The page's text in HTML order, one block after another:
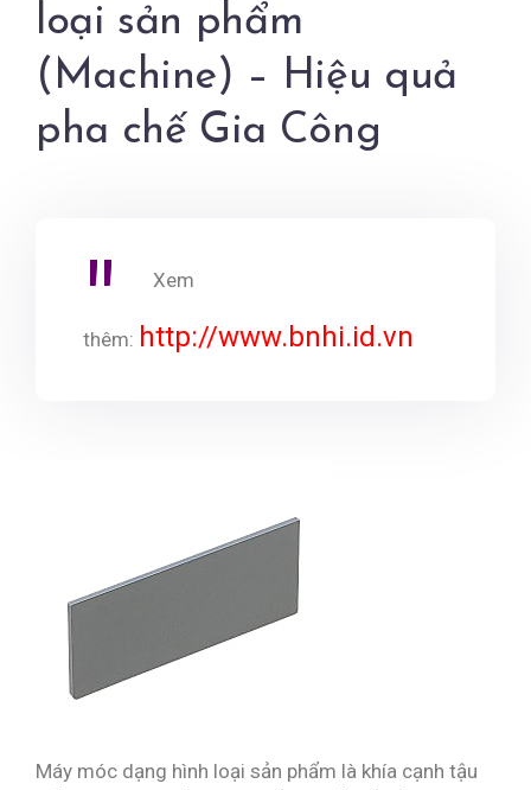
loại sản phẩm
(Machine) – Hiệu quả
pha chế Gia Công
Xem
thêm: http://www.bnhi.id.vn
Máy móc dạng hình loại sản phẩm là khía cạnh tậu